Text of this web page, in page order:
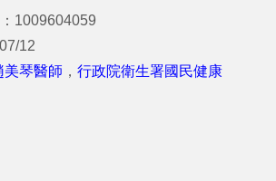
1009604059
12
美琴醫師 ， 行政院衛生署國民健康